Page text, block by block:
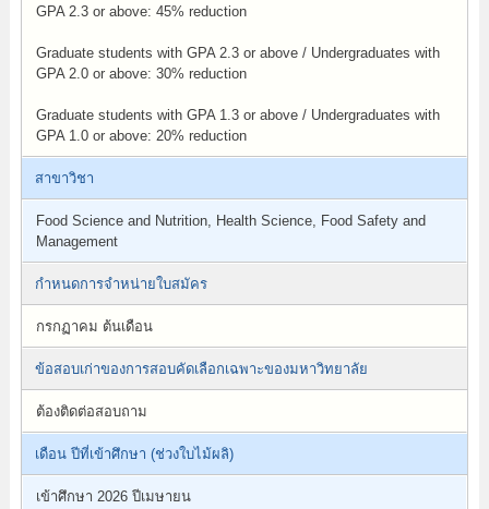
GPA 2.3 or above: 45% reduction
Graduate students with GPA 2.3 or above / Undergraduates with
GPA 2.0 or above: 30% reduction
Graduate students with GPA 1.3 or above / Undergraduates with
GPA 1.0 or above: 20% reduction
สาขาวิชา
Food Science and Nutrition, Health Science, Food Safety and
Management
กำหนดการจำหน่ายใบสมัคร
กรกฏาคม ต้นเดือน
ข้อสอบเก่าของการสอบคัดเลือกเฉพาะของมหาวิทยาลัย
ต้องติดต่อสอบถาม
เดือน ปีที่เข้าศึกษา (ช่วงใบไม้ผลิ)
เข้าศึกษา 2026 ปีเมษายน